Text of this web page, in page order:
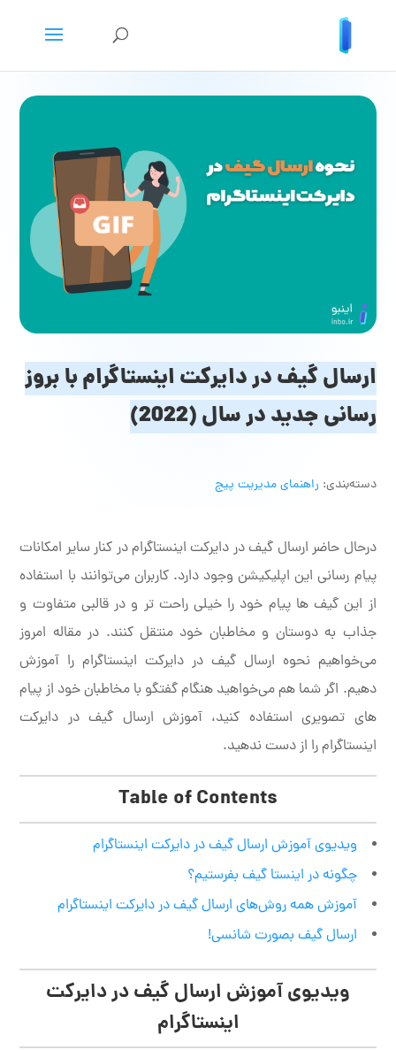
ارسال گیف در دایرکت اینستاگرام با بروز
رسانی جدید در سال (2022)
دسته‌بندی: راهنمای مدیریت پیج
درحال حاضر ارسال گیف در دایرکت اینستاگرام در کنار سایر امکانات
پیام رسانی این اپلیکیشن وجود دارد. کاربران می‌توانند با استفاده
از این گیف ها پیام خود را خیلی راحت تر و در قالبی متفاوت و
جذاب به دوستان و مخاطبان خود منتقل کنند. در مقاله امروز
می‌خواهیم نحوه ارسال گیف در دایرکت اینستاگرام را آموزش
دهیم. اگر شما هم می‌خواهید هنگام گفتگو با مخاطبان خود از پیام
های تصویری استفاده کنید، آموزش ارسال گیف در دایرکت
اینستاگرام را از دست ندهید.
Table of Contents
ویدیوی آموزش ارسال گیف در دایرکت اینستاگرام
چگونه در اینستا گیف بفرستیم؟
آموزش همه روش‌های ارسال گیف در دایرکت اینستاگرام
ارسال گیف بصورت شانسی!
ویدیوی آموزش ارسال گیف در دایرکت
اینستاگرام